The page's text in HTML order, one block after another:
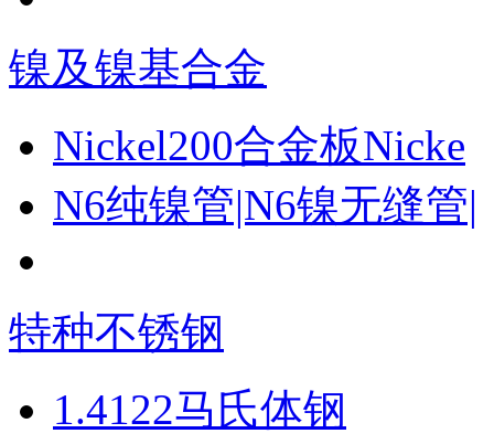
镍及镍基合金
Nickel200合金板Nicke
N6纯镍管|N6镍无缝管|
特种不锈钢
1.4122马氏体钢